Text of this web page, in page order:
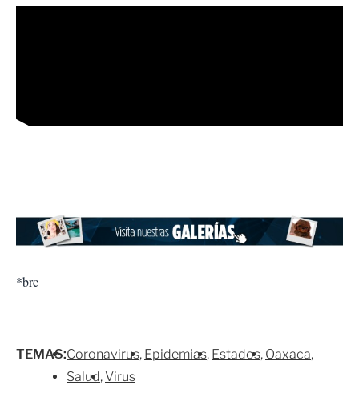
*brc
TEMAS:Coronavirus Epidemias Estados Oaxaca
Salud Virus